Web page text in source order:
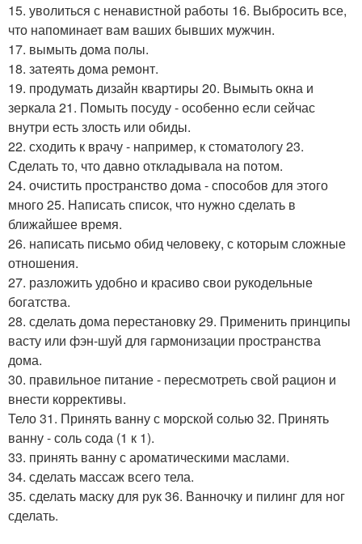
15. уволиться с ненавистной работы 16. Выбросить все,
что напоминает вам ваших бывших мужчин.
17. вымыть дома полы.
18. затеять дома ремонт.
19. продумать дизайн квартиры 20. Вымыть окна и
зеркала 21. Помыть посуду - особенно если сейчас
внутри есть злость или обиды.
22. сходить к врачу - например, к стоматологу 23.
Сделать то, что давно откладывала на потом.
24. очистить пространство дома - способов для этого
много 25. Написать список, что нужно сделать в
ближайшее время.
26. написать письмо обид человеку, с которым сложные
отношения.
27. разложить удобно и красиво свои рукодельные
богатства.
28. сделать дома перестановку 29. Применить принципы
васту или фэн-шуй для гармонизации пространства
дома.
30. правильное питание - пересмотреть свой рацион и
внести коррективы.
Тело 31. Принять ванну с морской солью 32. Принять
ванну - соль сода (1 к 1).
33. принять ванну с ароматическими маслами.
34. сделать массаж всего тела.
35. сделать маску для рук 36. Ванночку и пилинг для ног
сделать.